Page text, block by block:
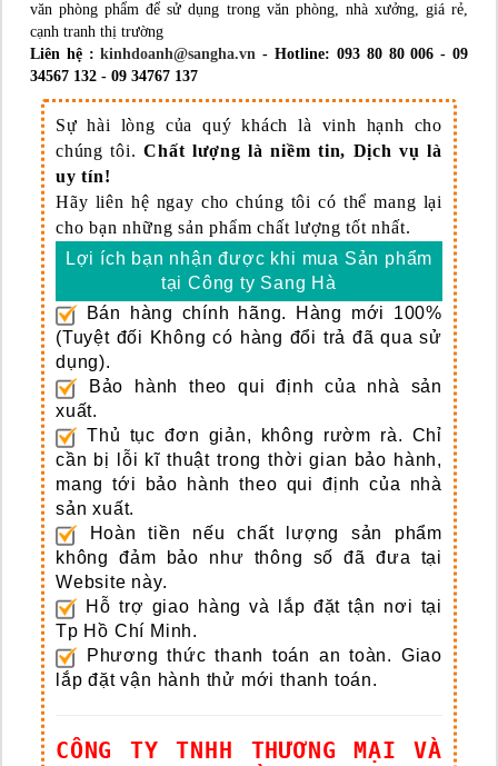
văn phòng phẩm để sử dụng trong văn phòng, nhà xưởng, giá rẻ,
cạnh tranh thị trường
Liên hệ :kinhdoanh@sangha.vn - Hotline: 093 80 80 006 - 09
34567 132 - 09 34767 137
Sự hài lòng của quý khách là vinh hạnh cho
chúng tôi.Chất lượng là niềm tin, Dịch vụ là
uy tín!
Hãy liên hệ ngay cho chúng tôi có thể mang lại
cho bạn những sản phẩm chất lượng tốt nhất.
Lợi ích bạn nhận được khi mua Sản phẩm
tại Công ty Sang Hà
Bán hàng chính hãng. Hàng mới 100%
(Tuyệt đối Không có hàng đổi trả đã qua sử
dụng).
Bảo hành theo qui định của nhà sản
xuất.
Thủ tục đơn giản, không rườm rà. Chỉ
cần bị lỗi kĩ thuật trong thời gian bảo hành,
mang tới bảo hành theo qui định của nhà
sản xuất.
Hoàn tiền nếu chất lượng sản phẩm
không đảm bảo như thông số đã đưa tại
Website này.
Hỗ trợ giao hàng và lắp đặt tận nơi tại
Tp Hồ Chí Minh.
Phương thức thanh toán an toàn. Giao
lắp đặt vận hành thử mới thanh toán.
CÔNG TY TNHH THƯƠNG MẠI VÀ